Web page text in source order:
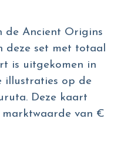
de Ancient Origins
deze set met totaal
is uitgekomen in
illustraties op de
Deze kaart
van €